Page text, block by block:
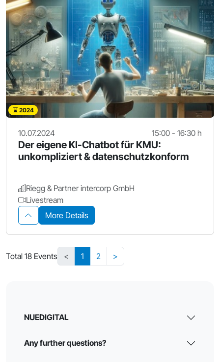
2024
10.07.2024 15:00 - 16:30 h
Der eigene KI-Chatbot für KMU:
unkompliziert & datenschutzkonform
Riegg & Partner intercorp GmbH
Livestream
More Details
Total 18 Events < 1 2 >
NUEDIGITAL
Any further questions?